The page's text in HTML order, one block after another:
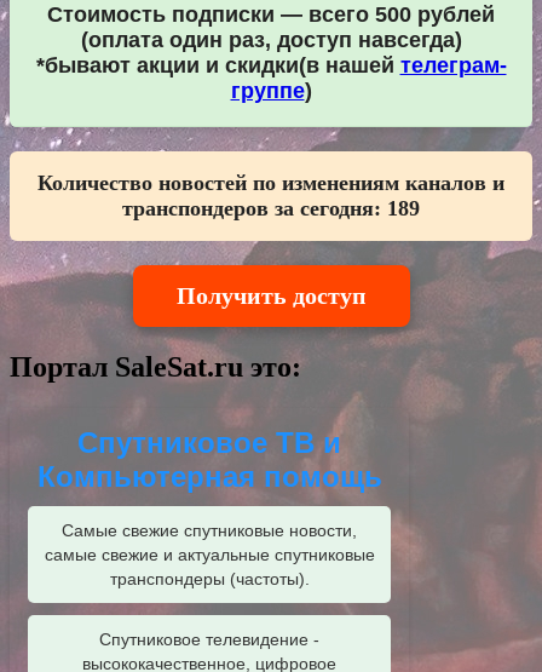
Стоимость подписки — всего 500 рублей
(оплата один раз, доступ навсегда)
*бывают акции и скидки(в нашей телеграм-
группе)
Количество новостей по изменениям каналов и
транспондеров за сегодня: 189
Получить доступ
Портал SaleSat.ru это:
Спутниковое ТВ и
Компьютерная помощь
Самые свежие спутниковые новости,
самые свежие и актуальные спутниковые
транспондеры (частоты).
Спутниковое телевидение -
высококачественное, цифровое